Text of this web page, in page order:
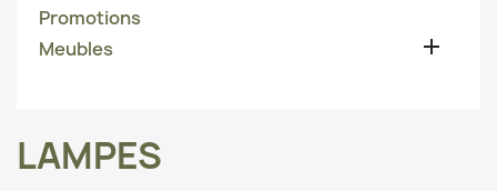
Promotions
Meubles

LAMPES